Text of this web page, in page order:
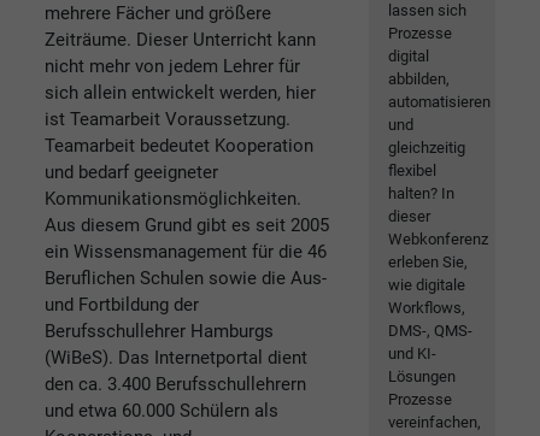
mehrere Fächer und größere
Zeiträume. Dieser Unterricht kann
nicht mehr von jedem Lehrer für
sich allein entwickelt werden, hier
ist Teamarbeit Voraussetzung.
Teamarbeit bedeutet Kooperation
und bedarf geeigneter
Kommunikationsmöglichkeiten.
Aus diesem Grund gibt es seit 2005
ein Wissensmanagement für die 46
Beruflichen Schulen sowie die Aus-
und Fortbildung der
Berufsschullehrer Hamburgs
(WiBeS). Das Internetportal dient
den ca. 3.400 Berufsschullehrern
und etwa 60.000 Schülern als
lassen sich
Prozesse
digital
abbilden,
automatisieren
und
gleichzeitig
flexibel
halten? In
dieser
Webkonferenz
erleben Sie,
wie digitale
Workflows,
DMS-, QMS-
und KI-
Lösungen
Prozesse
vereinfachen,